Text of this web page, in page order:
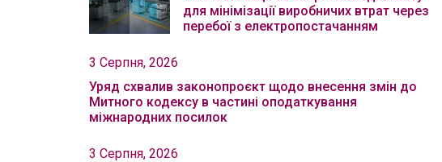
для мінімізації виробничих втрат через
перебої з електропостачанням
3 Серпня, 2026
Уряд схвалив законопроєкт щодо внесення змін до
Митного кодексу в частині оподаткування
міжнародних посилок
3 Серпня, 2026